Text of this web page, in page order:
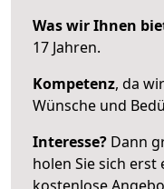
Was wir Ihnen
17 Jahren.
Kompetenz, da
Wünsche und
Interesse? Dann
holen Sie sich